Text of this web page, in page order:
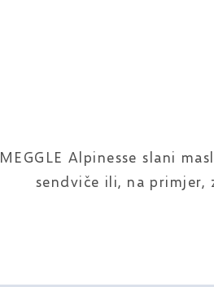
MEGGLE Alpinesse slani
sendviče ili, na primjer,